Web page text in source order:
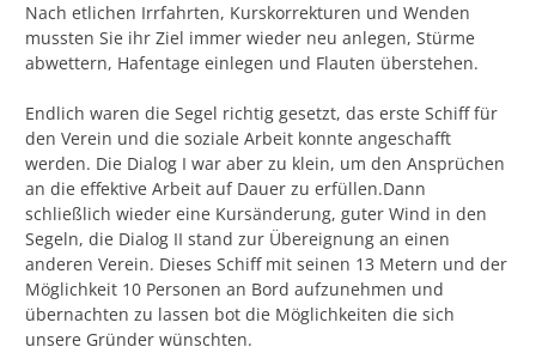
Nach etlichen Irrfahrten, Kurskorrekturen und Wenden
mussten Sie ihr Ziel immer wieder neu anlegen, Stürme
abwettern, Hafentage einlegen und Flauten überstehen.
Endlich waren die Segel richtig gesetzt, das erste Schiff für
den Verein und die soziale Arbeit konnte angeschafft
werden. Die Dialog I war aber zu klein, um den Ansprüchen
an die effektive Arbeit auf Dauer zu erfüllen.Dann
schließlich wieder eine Kursänderung, guter Wind in den
Segeln, die Dialog II stand zur Übereignung an einen
anderen Verein. Dieses Schiff mit seinen 13 Metern und der
Möglichkeit 10 Personen an Bord aufzunehmen und
übernachten zu lassen bot die Möglichkeiten die sich
unsere Gründer wünschten.